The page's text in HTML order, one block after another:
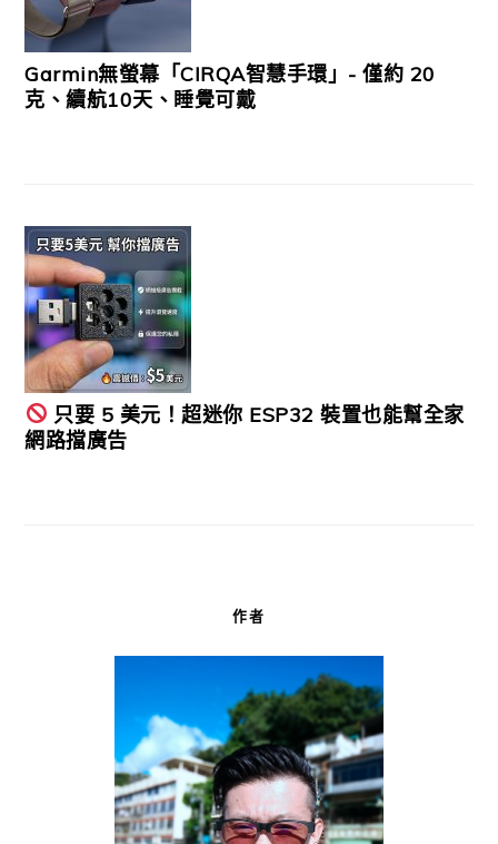
Garmin無螢幕「CIRQA智慧手環」- 僅約 20
克、續航10天、睡覺可戴
只要 5 美元！超迷你 ESP32 裝置也能幫全家
網路擋廣告
作者